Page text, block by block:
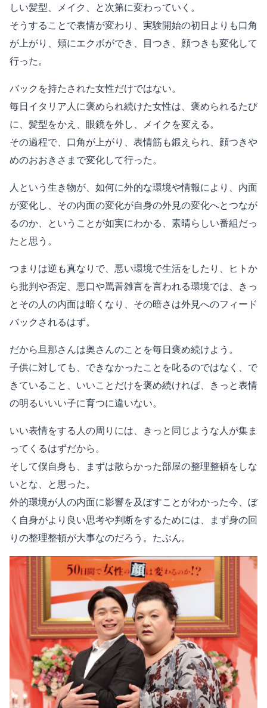
しい髪型、メイク、と次第に変わっていく。
そうすることで表情が変わり、実験開始の初日よりも口角
が上がり、頬にエクボができ、目つき、顔つきも変化して
行った。
バックを持たされた女性だけではない。
毎日イタリア人に褒められ続けた女性は、褒められるたび
に、髪型をかえ、眼鏡を外し、メイクを変える。
その過程で、口角が上がり、表情筋も鍛えられ、顔つきや
めのおおきさまで変化して行った。
人という生き物が、如何に外的な環境や情報により、内面
が変化し、その内面の変化が自身の外見の変化へとつなが
るのか、ということが如実にわかる、素晴らしい番組だっ
たと思う。
つまりは逆も真なりで、悪い環境で生活をしたり、ヒトか
ら批判や否定、悪口や罵詈雑言を言われる環境では、きっ
とその人の内面は暗くなり、その暗さは外見へのフィード
バックされるはず。
だから旦那さんは奥さんのことを毎日褒め続けよう。
子供に対しても、できなかったことを叱るのではなく、で
きていること、いいことだけを褒め続ければ、きっと表情
の明るいいい子に育つに違いない。
いい表情をする人の周りには、きっと同じような人が集ま
ってくるはずだから。
そして僕自身も、まずは散らかった部屋の整理整頓をしな
いとな、と思った。
外的環境が人の内面に影響を及ぼすことがわかった今、ぼ
く自身がより良い思考や判断をするためには、まず身の回
りの整理整頓が大事なのだろう。たぶん。